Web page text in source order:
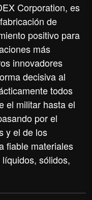
Corporation, es
de
positivo para
más
innovadores
decisiva al
todos
el militar hasta el
por el
y el de los
fiable materiales
sólidos,